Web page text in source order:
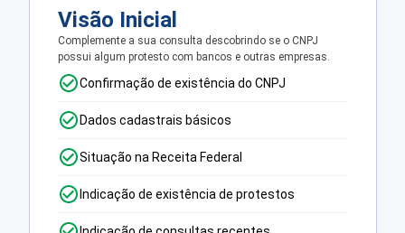
Visão Inicial
Complemente a sua consulta descobrindo se o CNPJ
possui algum protesto com bancos e outras empresas.
Confirmação de existência do CNPJ
Dados cadastrais básicos
Situação na Receita Federal
Indicação de existência de protestos